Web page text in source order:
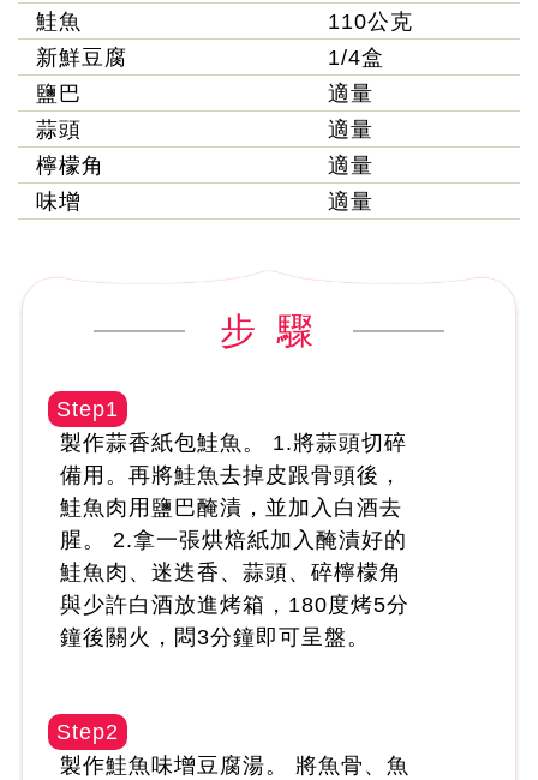
鮭魚
110公克
新鮮豆腐
1/4盒
鹽巴
適量
蒜頭
適量
檸檬角
適量
味增
適量
步 驟
Step1
製作蒜香紙包鮭魚。 1.將蒜頭切碎
備用。再將鮭魚去掉皮跟骨頭後，
鮭魚肉用鹽巴醃漬，並加入白酒去
腥。 2.拿一張烘焙紙加入醃漬好的
鮭魚肉、迷迭香、蒜頭、碎檸檬角
與少許白酒放進烤箱，180度烤5分
鐘後關火，悶3分鐘即可呈盤。
Step2
製作鮭魚味增豆腐湯。 將魚骨、魚